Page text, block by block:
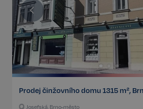
Prodej činžovního domu 1315 m²,
Josefská, Brno-město